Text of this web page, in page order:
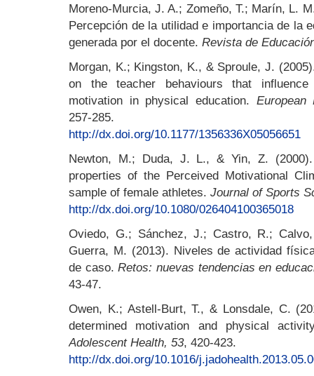
Moreno-Murcia, J. A.; Zomeño, T.; Marín, L.
Percepción de la utilidad e importancia de la
generada por el docente. Revista de
Morgan, K.; Kingston, K., & Sproule, J.
on the teacher behaviours that
motivation in physical education. European
257-285.
http://dx.doi.org/10.1177/1356336X05056651
Newton, M.; Duda, J. L., & Yin, Z.
properties of the Perceived Motivational
sample of female athletes. Journal of Sports
http://dx.doi.org/10.1080/026404100365018
Oviedo, G.; Sánchez, J.; Castro, R.;
Guerra, M. (2013). Niveles de actividad
de caso.Retos: nuevas tendencias en
43-47.
Owen, K.; Astell-Burt, T., & Lonsdale, C.
determined motivation and physical
Adolescent Health, 53, 420-423.
http://dx.doi.org/10.1016/